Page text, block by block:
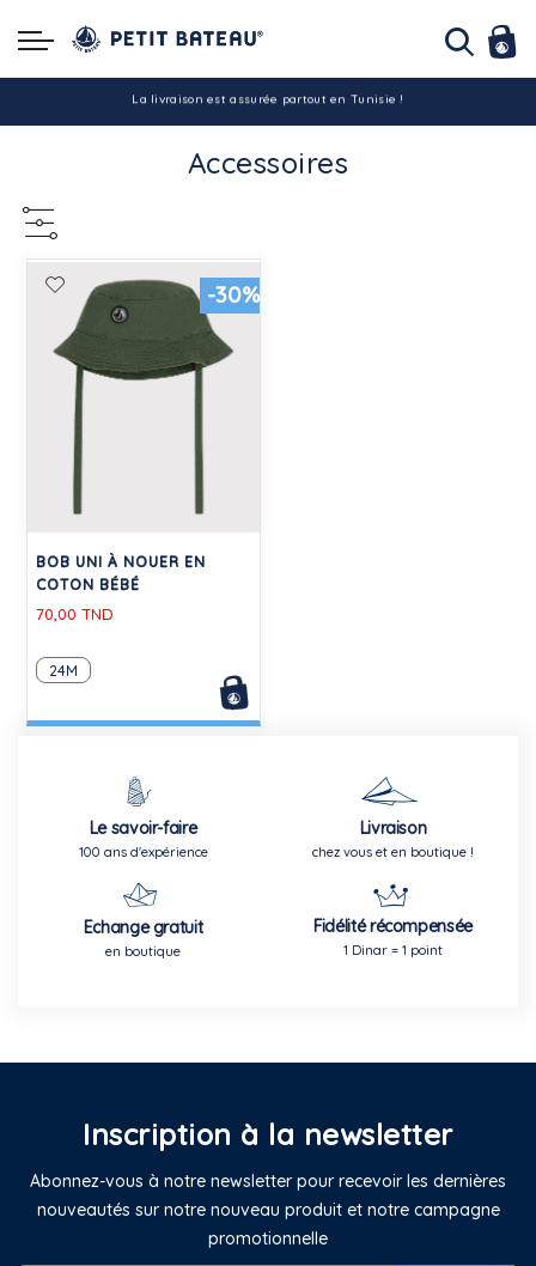
La livraison est assurée partout en Tunisie !
-10% pour tout paiement par carte bancaire (hors promo)
Accessoires
-30%
BOB UNI À NOUER EN
COTON BÉBÉ
70,00 TND
24M
Le savoir-faire
100 ans d'expérience
Livraison
chez vous et en boutique !
Echange gratuit
en boutique
Fidélité récompensée
1 Dinar = 1 point
Inscription à la newsletter
Abonnez-vous à notre newsletter pour recevoir les dernières
nouveautés sur notre nouveau produit et notre campagne
promotionnelle